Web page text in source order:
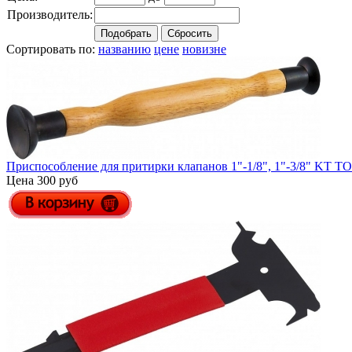
Производитель:
Сортировать по: названию цене новизне
Приспособление для притирки клапанов 1"-1/8", 1"-3/8" KT
Цена 300 руб